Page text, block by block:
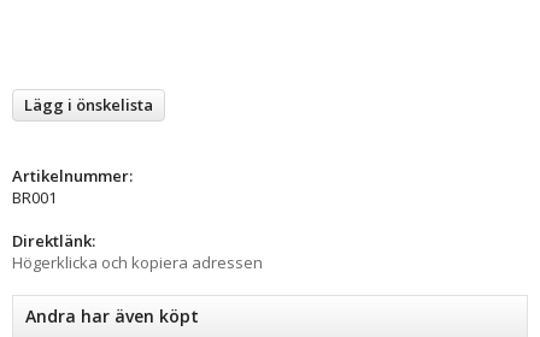
Lägg i önskelista
Artikelnummer:
BR001
Direktlänk:
Högerklicka och kopiera adressen
Andra har även köpt